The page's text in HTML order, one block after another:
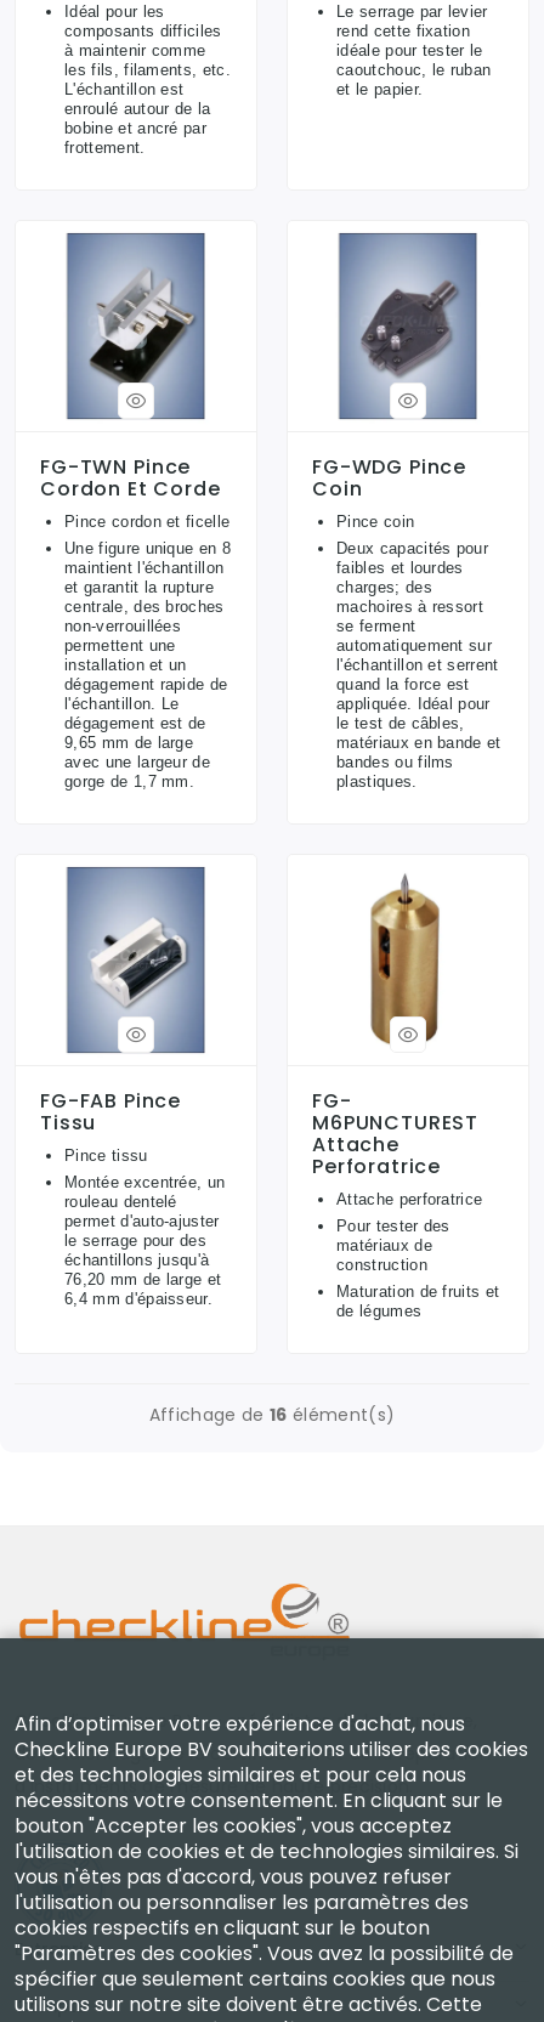
Idéal pour les
composants difficiles
à maintenir comme
les fils, filaments, etc.
L'échantillon est
enroulé autour de la
bobine et ancré par
frottement.
Le serrage par levier
rend cette fixation
idéale pour tester le
caoutchouc, le ruban
et le papier.
FG-TWN Pince
Cordon Et Corde
Pince cordon et ficelle
Une figure unique en 8
maintient l'échantillon
et garantit la rupture
centrale, des broches
non-verrouillées
permettent une
installation et un
dégagement rapide de
l'échantillon. Le
dégagement est de
9,65 mm de large
avec une largeur de
gorge de 1,7 mm.
FG-WDG Pince
Coin
Pince coin
Deux capacités pour
faibles et lourdes
charges; des
machoires à ressort
se ferment
automatiquement sur
l'échantillon et serrent
quand la force est
appliquée. Idéal pour
le test de câbles,
matériaux en bande et
bandes ou films
plastiques.
FG-FAB Pince
Tissu
Pince tissu
Montée excentrée, un
rouleau dentelé
permet d'auto-ajuster
le serrage pour des
échantillons jusqu'à
76,20 mm de large et
6,4 mm d'épaisseur.
FG-
M6PUNCTUREST
Attache
Perforatrice
Attache perforatrice
Pour tester des
matériaux de
construction
Maturation de fruits et
de légumes
Affichage de 16 élément(s)
Checkline Europe B.V. — spécialistes de la fourniture,
de l'étalonnage, de la certification et de la réparation
d'instruments de mesure de haute précision.
Entreprise
Compte
Afin d’optimiser votre expérience d'achat, nous
Checkline Europe BV souhaiterions utiliser des cookies
et des technologies similaires et pour cela nous
nécessitons votre consentement. En cliquant sur le
bouton "Accepter les cookies", vous acceptez
l'utilisation de cookies et de technologies similaires. Si
vous n'êtes pas d'accord, vous pouvez refuser
l'utilisation ou personnaliser les paramètres des
cookies respectifs en cliquant sur le bouton
"Paramètres des cookies". Vous avez la possibilité de
spécifier que seulement certains cookies que nous
utilisons sur notre site doivent être activés. Cette